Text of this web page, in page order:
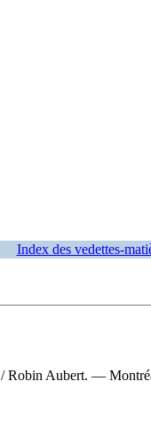
Index des vedettes-
/ Robin Aubert. —